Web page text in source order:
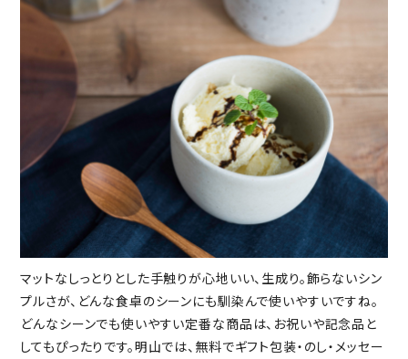
マットなしっとりとした手触りが心地いい、生成り。飾らないシン
プルさが、どんな食卓のシーンにも馴染んで使いやすいですね。
どんなシーンでも使いやすい定番な商品は、お祝いや記念品と
してもぴったりです。明山では、無料でギフト包装・のし・メッセー